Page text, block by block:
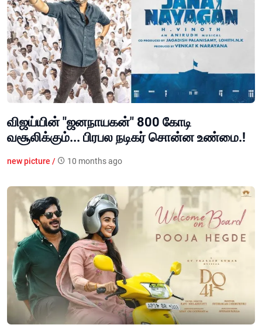
விஜய்யின் "ஜனநாயகன்" 800 கோடி
வசூலிக்கும்... பிரபல நடிகர் சொன்ன உண்மை.!
new picture / 10 months ago